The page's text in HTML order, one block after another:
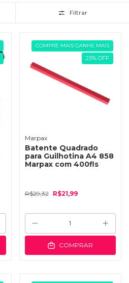
Filtrar
COMPRE MAIS GANHE MAIS
25% OFF
Marpax
Batente Quadrado
para Guilhotina A4 858
Marpax com 400fls
R$29,32 R$21,99
COMPRAR